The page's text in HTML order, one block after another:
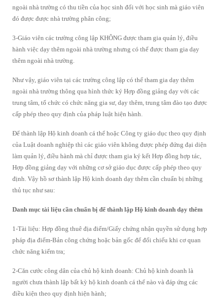
ngoài nhà trường có thu tiền của học sinh đối với học sinh mà giáo viên
đó được được nhà trường phân công;
3-Giáo viên các trường công lập KHÔNG được tham gia quản lý, điều
hành việc dạy thêm ngoài nhà trường nhưng có thể được tham gia dạy
thêm ngoài nhà trường.
Như vậy, giáo viên tại các trường công lập có thể tham gia dạy thêm
ngoài nhà trường thông qua hình thức ký Hợp đồng giảng dạy với các
trung tâm, tổ chức có chức năng gia sư, dạy thêm, trung tâm đào tạo được
cấp phép theo quy định của pháp luật hiện hành.
Để thành lập Hộ kinh doanh cá thể hoặc Công ty giáo dục theo quy định
của Luật doanh nghiệp thì các giáo viên không được phép đứng đại diện
làm quản lý, điều hành mà chỉ được tham gia ký kết Hợp đồng hợp tác,
Hợp đồng giảng dạy với những cơ sở giáo dục được cấp phép theo quy
định. Vậy hồ sơ thành lập Hộ kinh doanh dạy thêm cần chuẩn bị những
thủ tục như sau:
Danh mục tài liệu cần chuẩn bị để thành lập Hộ kinh doanh dạy thêm
1-Tài liệu: Hợp đồng thuê địa điểm/Giấy chứng nhận quyền sử dụng hợp
pháp địa điểm-Bản công chứng hoặc bản gốc để đối chiếu khi cơ quan
chức năng kiểm tra;
2-Căn cước công dân của chủ hộ kinh doanh: Chủ hộ kinh doanh là
người chưa thành lập bất kỳ hộ kinh doanh cá thể nào và đáp ứng các
điều kiện theo quy định hiện hành;